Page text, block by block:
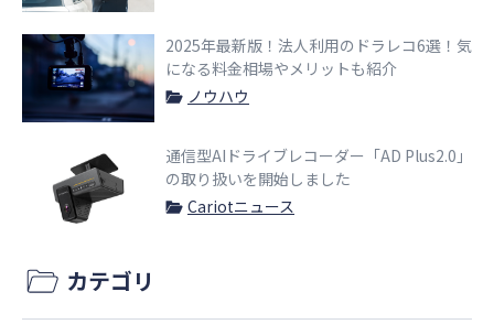
2025年最新版！法人利用のドラレコ6選！気
になる料金相場やメリットも紹介
ノウハウ
通信型AIドライブレコーダー「AD Plus2.0」
の取り扱いを開始しました
Cariotニュース
カテゴリ